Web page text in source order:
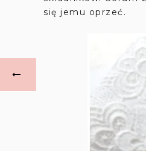
się jemu oprzeć.